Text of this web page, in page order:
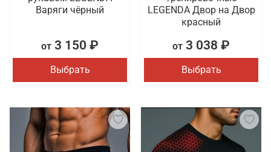
Варяги чёрный
от 3 150 ₽
Выбрать
LEGENDA Двор на Двор
красный
от 3 038 ₽
Выбрать